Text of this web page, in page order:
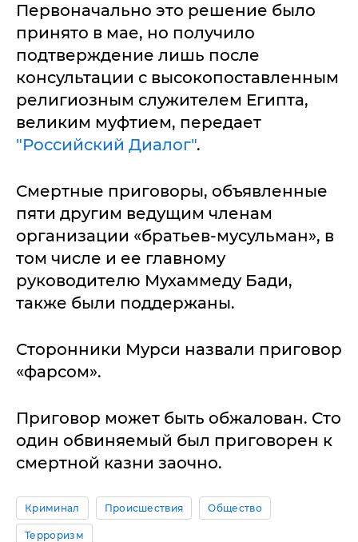
Первоначально это решение было
принято в мае, но получило
подтверждение лишь после
консультации с высокопоставленным
религиозным служителем Египта,
великим муфтием, передает
"Российский Диалог".
Смертные приговоры, объявленные
пяти другим ведущим членам
организации «братьев-мусульман», в
том числе и ее главному
руководителю Мухаммеду Бади,
также были поддержаны.
Сторонники Мурси назвали приговор
«фарсом».
Приговор может быть обжалован. Сто
один обвиняемый был приговорен к
смертной казни заочно.
Криминал Происшествия Общество
Терроризм